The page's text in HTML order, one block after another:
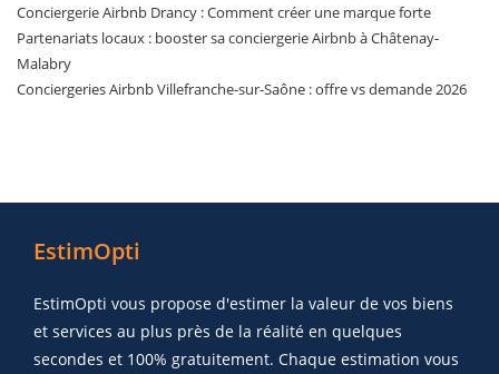
Conciergerie Airbnb Drancy : Comment créer une marque forte
Partenariats locaux : booster sa conciergerie Airbnb à Châtenay-
Malabry
Conciergeries Airbnb Villefranche-sur-Saône : offre vs demande 2026
EstimOpti
EstimOpti vous propose d'estimer la valeur de vos biens
et services au plus près de la réalité en quelques
secondes et 100% gratuitement. Chaque estimation vous